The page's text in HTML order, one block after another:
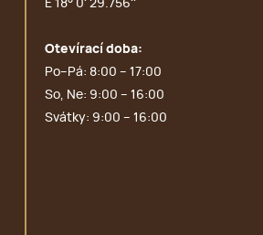
E 18° 0' 29.756''
Otevírací doba:
Po–Pá: 8:00 – 17:00
So, Ne: 9:00 – 16:00
Svátky: 9:00 – 16:00